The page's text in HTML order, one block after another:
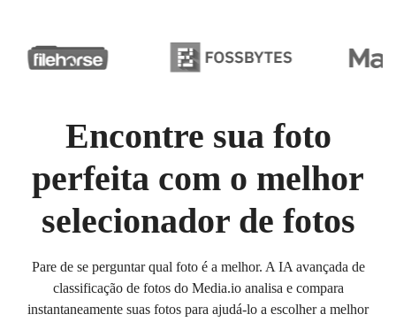
Encontre sua foto
perfeita com o melhor
selecionador de fotos
Pare de se perguntar qual foto é a melhor. A IA avançada de
classificação de fotos do Media.io analisa e compara
instantaneamente suas fotos para ajudá-lo a escolher a melhor